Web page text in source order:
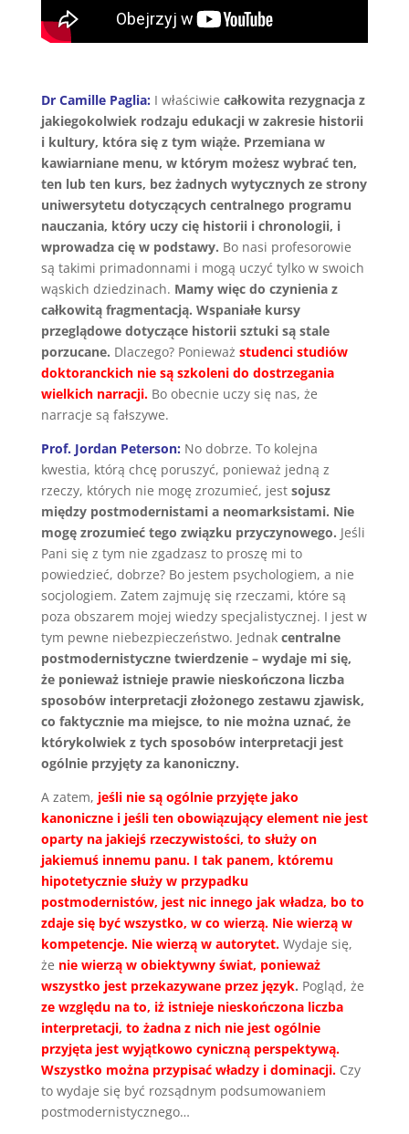
Dr Camille Paglia: I właściwie całkowita rezygnacja z
jakiegokolwiek rodzaju edukacji w zakresie historii
i kultury, która się z tym wiąże. Przemiana w
kawiarniane menu, w którym możesz wybrać ten,
ten lub ten kurs, bez żadnych wytycznych ze strony
uniwersytetu dotyczących centralnego programu
nauczania, który uczy cię historii i chronologii, i
wprowadza cię w podstawy. Bo nasi profesorowie
są takimi primadonnami i mogą uczyć tylko w swoich
wąskich dziedzinach. Mamy więc do czynienia z
całkowitą fragmentacją. Wspaniałe kursy
przeglądowe dotyczące historii sztuki są stale
porzucane. Dlaczego? Ponieważ studenci studiów
doktoranckich nie są szkoleni do dostrzegania
wielkich narracji. Bo obecnie uczy się nas, że
narracje są fałszywe.
Prof. Jordan Peterson: No dobrze. To kolejna
kwestia, którą chcę poruszyć, ponieważ jedną z
rzeczy, których nie mogę zrozumieć, jest sojusz
między postmodernistami a neomarksistami. Nie
mogę zrozumieć tego związku przyczynowego. Jeśli
Pani się z tym nie zgadzasz to proszę mi to
powiedzieć, dobrze? Bo jestem psychologiem, a nie
socjologiem. Zatem zajmuję się rzeczami, które są
poza obszarem mojej wiedzy specjalistycznej. I jest w
tym pewne niebezpieczeństwo. Jednak centralne
postmodernistyczne twierdzenie – wydaje mi się,
że ponieważ istnieje prawie nieskończona liczba
sposobów interpretacji złożonego zestawu zjawisk,
co faktycznie ma miejsce, to nie można uznać, że
którykolwiek z tych sposobów interpretacji jest
ogólnie przyjęty za kanoniczny.
A zatem, jeśli nie są ogólnie przyjęte jako
kanoniczne i jeśli ten obowiązujący element nie jest
oparty na jakiejś rzeczywistości, to służy on
jakiemuś innemu panu. I tak panem, któremu
hipotetycznie służy w przypadku
postmodernistów, jest nic innego jak władza, bo to
zdaje się być wszystko, w co wierzą. Nie wierzą w
kompetencje. Nie wierzą w autorytet.Wydaje się,
że nie wierzą w obiektywny świat, ponieważ
wszystko jest przekazywane przez język. Pogląd, że
ze względu na to, iż istnieje nieskończona liczba
interpretacji, to żadna z nich nie jest ogólnie
przyjęta jest wyjątkowo cyniczną perspektywą.
Wszystko można przypisać władzy i dominacji.Czy
to wydaje się być rozsądnym podsumowaniem
postmodernistycznego…